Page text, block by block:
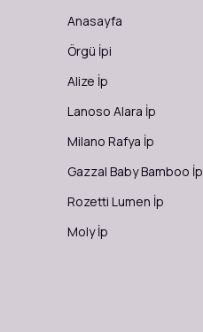
Anasayfa
Örgü İpi
Alize İp
Lanoso Alara İp
Milano Rafya İp
Gazzal Baby Bamboo İp
Rozetti Lumen İp
Moly İp